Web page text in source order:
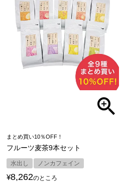
まとめ買い10％OFF！
フルーツ麦茶9本セット
水出し ノンカフェイン
¥8,262のところ